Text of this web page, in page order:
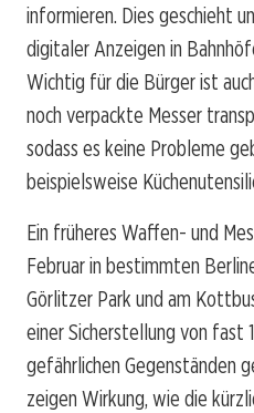
informieren. Dies geschieht
digitaler Anzeigen in
Wichtig für die Bürger ist
noch verpackte Messer
sodass es keine Probleme
beispielsweise
Ein früheres Waffen- und
Februar in bestimmten
Görlitzer Park und am
einer Sicherstellung von fast
gefährlichen Gegenständen
zeigen Wirkung, wie die